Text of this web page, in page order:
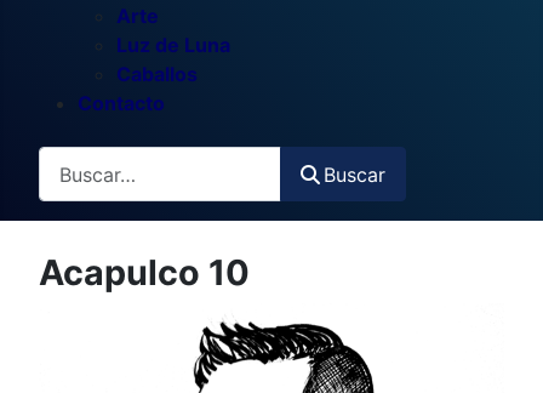
Arte
Luz de Luna
Caballos
Contacto
Buscar
Buscar
Acapulco 10